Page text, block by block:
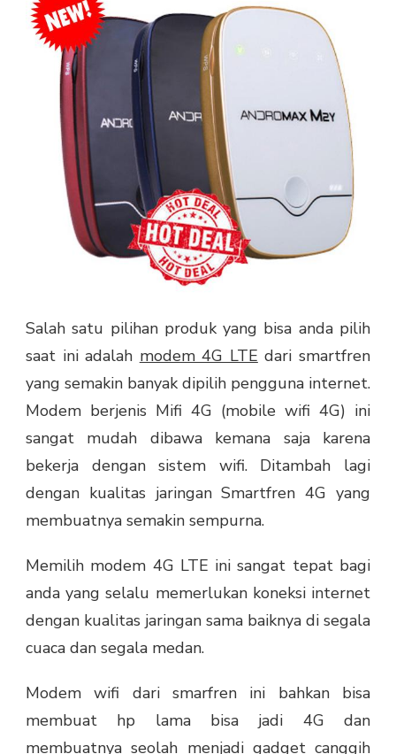
Salah satu pilihan produk yang bisa anda pilih
saat ini adalah modem 4G LTE dari smartfren
yang semakin banyak dipilih pengguna internet.
Modem berjenis Mifi 4G (mobile wifi 4G) ini
sangat mudah dibawa kemana saja karena
bekerja dengan sistem wifi. Ditambah lagi
dengan kualitas jaringan Smartfren 4G yang
membuatnya semakin sempurna.
Memilih modem 4G LTE ini sangat tepat bagi
anda yang selalu memerlukan koneksi internet
dengan kualitas jaringan sama baiknya di segala
cuaca dan segala medan.
Modem wifi dari smarfren ini bahkan bisa
membuat hp lama bisa jadi 4G dan
membuatnya seolah menjadi gadget canggih